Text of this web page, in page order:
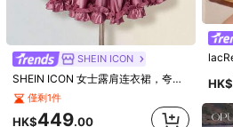
SHEIN ICON
SHEIN ICON 女士露肩连衣裙，夸张的 A 字廓形，性感优雅的派对连衣裙，带有层叠的荷叶边下摆
僅剩1件
HK$449.00
HK$